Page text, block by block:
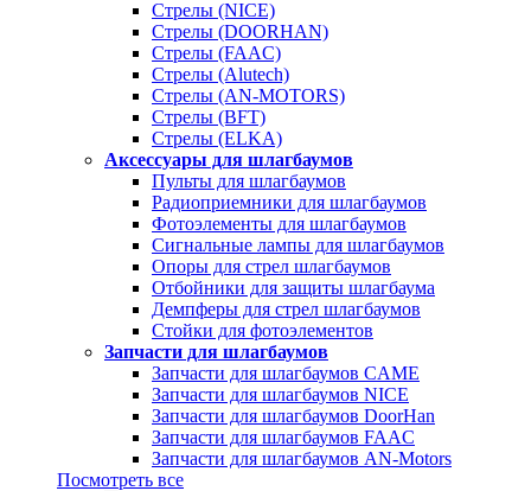
Стрелы (NICE)
Стрелы (DOORHAN)
Стрелы (FAAC)
Стрелы (Alutech)
Стрелы (AN-MOTORS)
Стрелы (BFT)
Стрелы (ELKA)
Аксессуары для шлагбаумов
Пульты для шлагбаумов
Радиоприемники для шлагбаумов
Фотоэлементы для шлагбаумов
Сигнальные лампы для шлагбаумов
Опоры для стрел шлагбаумов
Отбойники для защиты шлагбаума
Демпферы для стрел шлагбаумов
Стойки для фотоэлементов
Запчасти для шлагбаумов
Запчасти для шлагбаумов CAME
Запчасти для шлагбаумов NICE
Запчасти для шлагбаумов DoorHan
Запчасти для шлагбаумов FAAC
Запчасти для шлагбаумов AN-Motors
Посмотреть все